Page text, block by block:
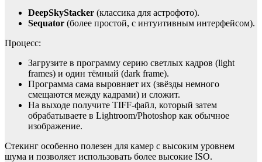
DeepSkyStacker (классика для астрофото).
Sequator (более простой, с интуитивным интерфейсом).
Процесс:
Загрузите в программу серию светлых кадров (light
frames) и один тёмный (dark frame).
Программа сама выровняет их (звёзды немного
смещаются между кадрами) и сложит.
На выходе получите TIFF-файл, который затем
обрабатываете в Lightroom/Photoshop как обычное
изображение.
Стекинг особенно полезен для камер с высоким уровнем
шума и позволяет использовать более высокие ISO.